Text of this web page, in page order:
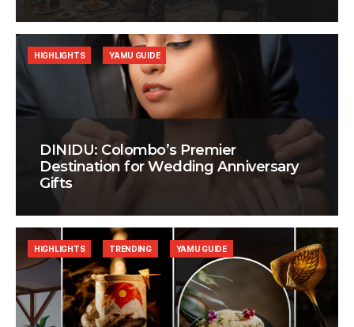
DINIDU: Colombo’s Premier
Destination for Wedding Anniversary
Gifts
HIGHLIGHTS YAMU GUIDE
HIGHLIGHTS TRENDING YAMU GUIDE